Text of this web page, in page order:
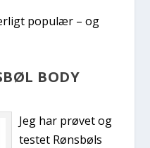
populær – og
BODY
Jeg har prøvet og
testet Rønsbøls